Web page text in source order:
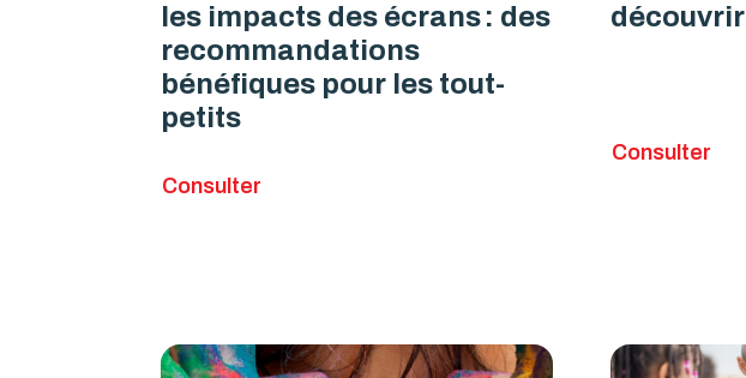
les impacts des écrans : des
recommandations
bénéfiques pour les tout-
petits
Consulter
découvrir
Consulter